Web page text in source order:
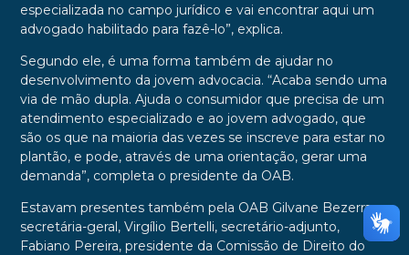
especializada no campo jurídico e vai encontrar aqui um
advogado habilitado para fazê-lo”, explica.
Segundo ele, é uma forma também de ajudar no
desenvolvimento da jovem advocacia. “Acaba sendo uma
via de mão dupla. Ajuda o consumidor que precisa de um
atendimento especializado e ao jovem advogado, que
são os que na maioria das vezes se inscreve para estar no
plantão, e pode, através de uma orientação, gerar uma
demanda”, completa o presidente da OAB.
Estavam presentes também pela OAB Gilvane Bezerra,
secretária-geral, Virgílio Bertelli, secretário-adjunto,
Fabiano Pereira, presidente da Comissão de Direito do